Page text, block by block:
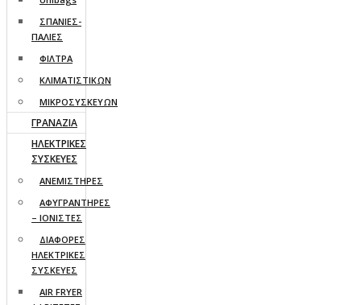
ΣΠΑΝΙΕΣ-
ΠΑΛΙΕΣ
ΦΙΛΤΡΑ
ΚΛΙΜΑΤΙΣΤΙΚΩΝ
ΜΙΚΡΟΣΥΣΚΕΥΩΝ
ΓΡΑΝΑΖΙΑ
ΗΛΕΚΤΡΙΚΕΣ
ΣΥΣΚΕΥΕΣ
ΑΝΕΜΙΣΤΗΡΕΣ
ΑΦΥΓΡΑΝΤΗΡΕΣ
– ΙΟΝΙΣΤΕΣ
ΔΙΑΦΟΡΕΣ
ΗΛΕΚΤΡΙΚΕΣ
ΣΥΣΚΕΥΕΣ
AIR FRYER